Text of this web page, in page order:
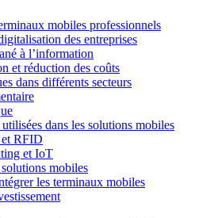
mobiles professionnels
des entreprises
à l’information
et réduction des coûts
dans différents secteurs
dans les solutions mobiles
et RFID
et IoT
mobiles
les terminaux mobiles